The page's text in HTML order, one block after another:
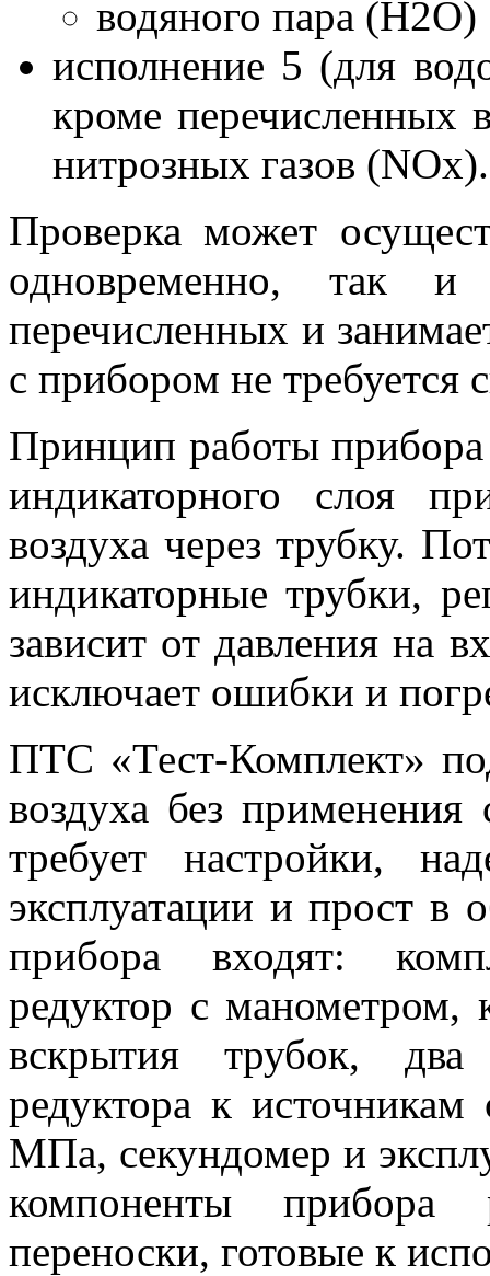
водяного пара (H2O)
исполнение 5 (для
кроме перечисленных
нитрозных газов (NOx).
Проверка может
одновременно, так
перечисленных и
с прибором не требуется
Принцип работы
индикаторного слоя
воздуха через трубку.
индикаторные трубки,
зависит от давления на
исключает ошибки и
ПТС «Тест-Комплект»
воздуха без применения
требует настройки,
эксплуатации и прост в
прибора входят:
редуктор с манометром,
вскрытия трубок,
редуктора к
МПа, секундомер и
компоненты
переноски, готовые к